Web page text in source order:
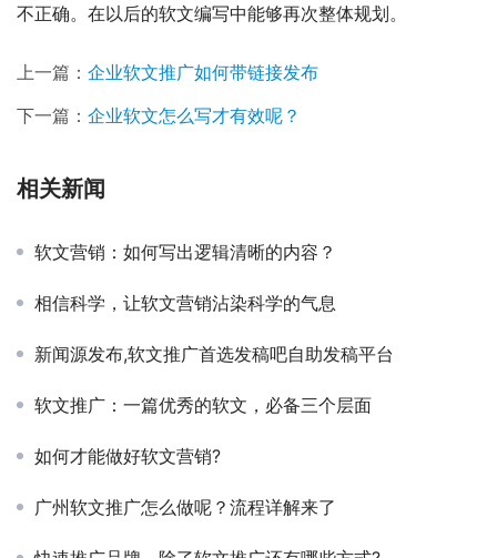
不正确。在以后的软文编写中能够再次整体规划。
上一篇： 企业软文推广如何带链接发布
下一篇： 企业软文怎么写才有效呢？
相关新闻
软文营销：如何写出逻辑清晰的内容？
相信科学，让软文营销沾染科学的气息
新闻源发布,软文推广首选发稿吧自助发稿平台
软文推广：一篇优秀的软文，必备三个层面
如何才能做好软文营销?
广州软文推广怎么做呢？流程详解来了